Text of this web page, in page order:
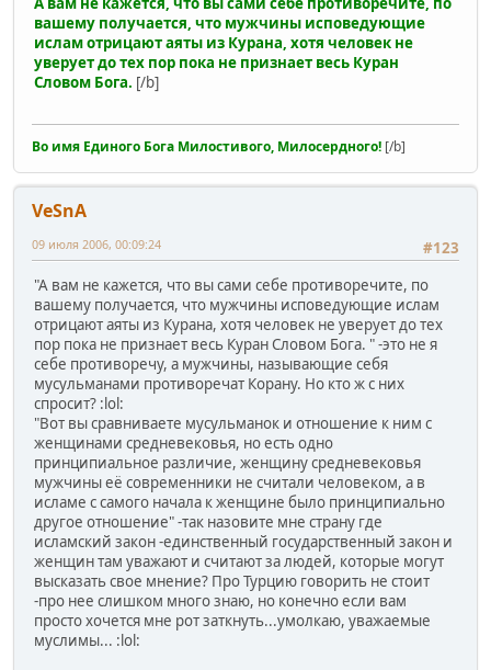
вашему получается, что мужчины исповедующие
ислам отрицают аяты из Курана, хотя человек не
уверует до тех пор пока не признает весь Куран
Словом Бога. [/b]
Во имя Единого Бога Милостивого, Милосердного! [/b]
VeSnA
#123
09 июля 2006, 00:09:24
"А вам не кажется, что вы сами себе противоречите, по
вашему получается, что мужчины исповедующие ислам
отрицают аяты из Курана, хотя человек не уверует до тех
пор пока не признает весь Куран Словом Бога. " -это не я
себе противоречу, а мужчины, называющие себя
мусульманами противоречат Корану. Но кто ж с них
спросит? :lol:
"Вот вы сравниваете мусульманок и отношение к ним с
женщинами средневековья, но есть одно
принципиальное различие, женщину средневековья
мужчины её современники не считали человеком, а в
исламе с самого начала к женщине было принципиально
другое отношение" -так назовите мне страну где
исламский закон -единственный государственный закон и
женщин там уважают и считают за людей, которые могут
высказать свое мнение? Про Турцию говорить не стоит
-про нее слишком много знаю, но конечно если вам
просто хочется мне рот заткнуть...умолкаю, уважаемые
муслимы... :lol: